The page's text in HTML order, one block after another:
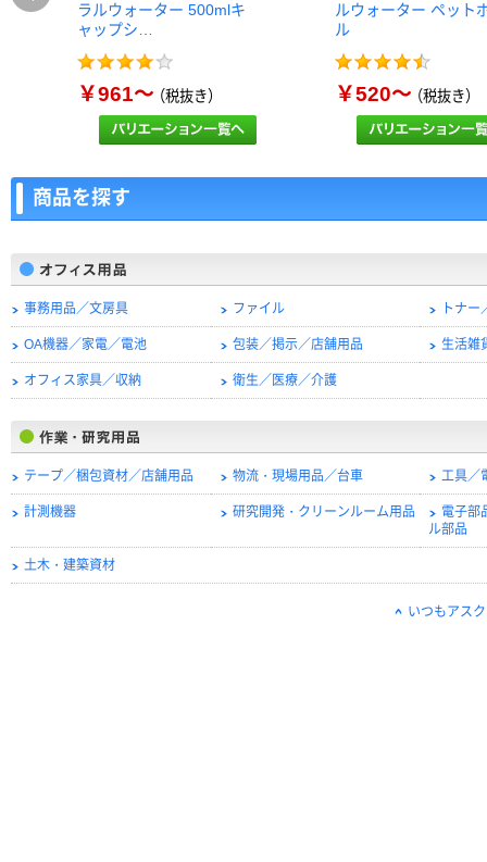
ラルウォーター 500mlキ
ャップシ…
￥961～（税抜き）
ルウォーター ペット
ル
￥520～（税抜き）
商品を探す
事務用品／文房具 ファイル トナ
OA機器／家電／電池 包装／掲示／店舗用品 生活雑
オフィス家具／収納 衛生／医療／介護
テープ／梱包資材／店舗用品 物流・現場用品／台車 工具／
計測機器 研究開発・クリーンルーム用品
電子部
ル部品
土木・建築資材
いつもアス